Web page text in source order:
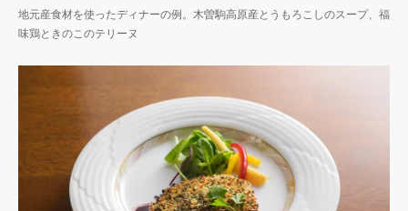
地元産食材を使ったディナーの例。木曽駒高原産とうもろこしのスープ、福
味鶏ときのこのテリーヌ